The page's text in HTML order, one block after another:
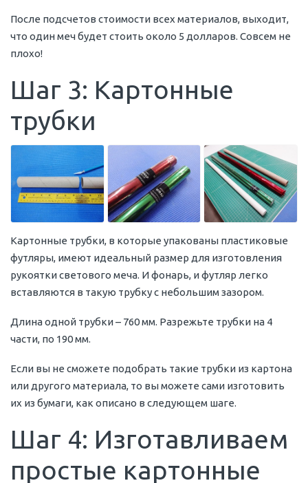
После подсчетов стоимости всех материалов, выходит,
что один меч будет стоить около 5 долларов. Совсем не
плохо!
Шаг 3: Картонные
трубки
Картонные трубки, в которые упакованы пластиковые
футляры, имеют идеальный размер для изготовления
рукоятки светового меча. И фонарь, и футляр легко
вставляются в такую трубку с небольшим зазором.
Длина одной трубки – 760 мм. Разрежьте трубки на 4
части, по 190 мм.
Если вы не сможете подобрать такие трубки из картона
или другого материала, то вы можете сами изготовить
их из бумаги, как описано в следующем шаге.
Шаг 4: Изготавливаем
простые картонные